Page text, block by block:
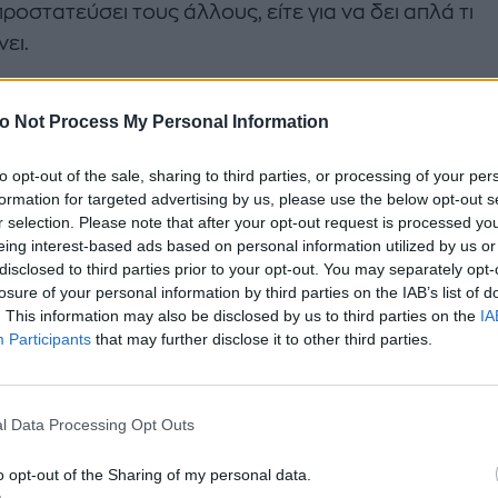
Not Process My Personal Information
opt-out of the sale, sharing to third parties, or processing of your
for targeted advertising by us, please use the below opt-out
selection. Please note that after your opt-out request is processed
interest-based ads based on personal information utilized by us
to third parties prior to your opt-out. You may separately
of your personal information by third parties on the IAB’s list of
This information may also be disclosed by us to third parties on the
Participants that may further disclose it to other third parties.
Data Processing Opt Outs
opt-out of the Sharing of my personal data.
τους άλλους, είτε για να δει απλά τι
δεν περίμενε πως μπορεί να χειροτερεύσει η
απέδειξαν για άλλη μια φορά πως η αγωγή
απλά λίγη αλλά μάλλον ανύπαρκτη, αφού
στον κόσμο σαν να είχαν να κάνουν με
σε πραγματική πολεμική μάχη. Και εδώ μιλάμε
όλων των ηλικιών, με τα προβλήματα που
πολίτης.
ώστε να παραμείνουμε ειρηνικά στην
οργισμένοι «κουκουλοφόροι». Μόνο που μέσα στη